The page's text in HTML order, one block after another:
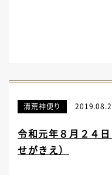
清荒神便り
令和元年８月２４
せがきえ）